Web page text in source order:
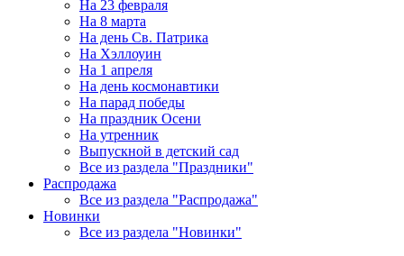
На 23 февраля
На 8 марта
На день Св. Патрика
На Хэллоуин
На 1 апреля
На день космонавтики
На парад победы
На праздник Осени
На утренник
Выпускной в детский сад
Все из раздела "Праздники"
Распродажа
Все из раздела "Распродажа"
Новинки
Все из раздела "Новинки"